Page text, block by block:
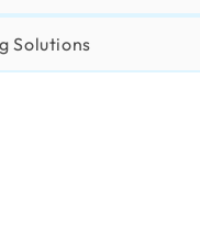
Solutions